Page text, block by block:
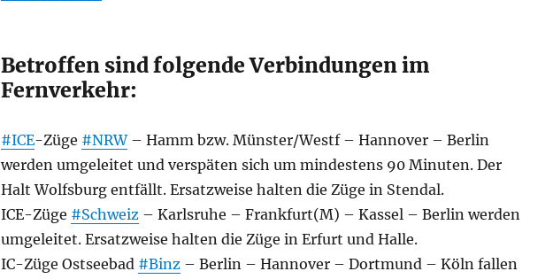
Betroffen sind folgende Verbindungen im
Fernverkehr:
#ICE-Züge #NRW– Hamm bzw. Münster/Westf – Hannover – Berlin
werden umgeleitet und verspäten sich um mindestens 90 Minuten. Der
Halt Wolfsburg entfällt. Ersatzweise halten die Züge in Stendal.
ICE-Züge #Schweiz– Karlsruhe – Frankfurt(M) – Kassel – Berlin werden
umgeleitet. Ersatzweise halten die Züge in Erfurt und Halle.
IC-Züge Ostseebad #Binz– Berlin – Hannover – Dortmund – Köln fallen